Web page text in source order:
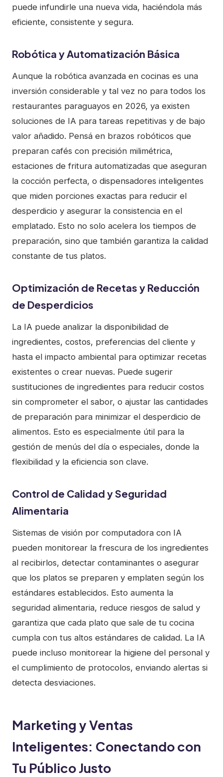
puede infundirle una nueva vida, haciéndola más
eficiente, consistente y segura.
Robótica y Automatización Básica
Aunque la robótica avanzada en cocinas es una
inversión considerable y tal vez no para todos los
restaurantes paraguayos en 2026, ya existen
soluciones de IA para tareas repetitivas y de bajo
valor añadido. Pensá en brazos robóticos que
preparan cafés con precisión milimétrica,
estaciones de fritura automatizadas que aseguran
la cocción perfecta, o dispensadores inteligentes
que miden porciones exactas para reducir el
desperdicio y asegurar la consistencia en el
emplatado. Esto no solo acelera los tiempos de
preparación, sino que también garantiza la calidad
constante de tus platos.
Optimización de Recetas y Reducción
de Desperdicios
La IA puede analizar la disponibilidad de
ingredientes, costos, preferencias del cliente y
hasta el impacto ambiental para optimizar recetas
existentes o crear nuevas. Puede sugerir
sustituciones de ingredientes para reducir costos
sin comprometer el sabor, o ajustar las cantidades
de preparación para minimizar el desperdicio de
alimentos. Esto es especialmente útil para la
gestión de menús del día o especiales, donde la
flexibilidad y la eficiencia son clave.
Control de Calidad y Seguridad
Alimentaria
Sistemas de visión por computadora con IA
pueden monitorear la frescura de los ingredientes
al recibirlos, detectar contaminantes o asegurar
que los platos se preparen y emplaten según los
estándares establecidos. Esto aumenta la
seguridad alimentaria, reduce riesgos de salud y
garantiza que cada plato que sale de tu cocina
cumpla con tus altos estándares de calidad. La IA
puede incluso monitorear la higiene del personal y
el cumplimiento de protocolos, enviando alertas si
detecta desviaciones.
Marketing y Ventas
Inteligentes: Conectando con
Tu Público Justo